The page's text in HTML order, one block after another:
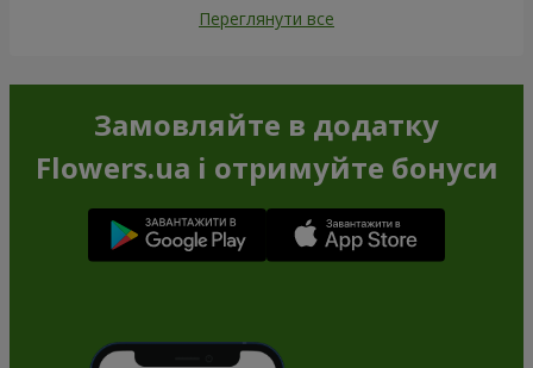
Переглянути все
Замовляйте в додатку
Flowers.ua і отримуйте бонуси